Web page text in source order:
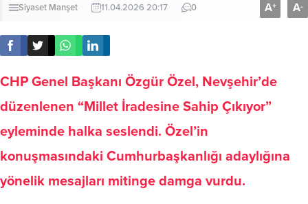
Siyaset Manşet 11.04.2026 20:17 0 A+ A-
CHP Genel Başkanı Özgür Özel, Nevşehir’de
düzenlenen “Millet İradesine Sahip Çıkıyor”
eyleminde halka seslendi. Özel’in
konuşmasındaki Cumhurbaşkanlığı adaylığına
yönelik mesajları mitinge damga vurdu.